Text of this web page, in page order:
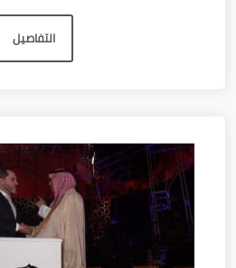
التفاصيل